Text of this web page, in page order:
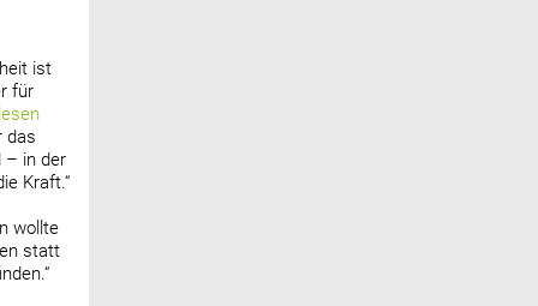
ist
für
lesen
das
– in der
Kraft.“
wollte
statt